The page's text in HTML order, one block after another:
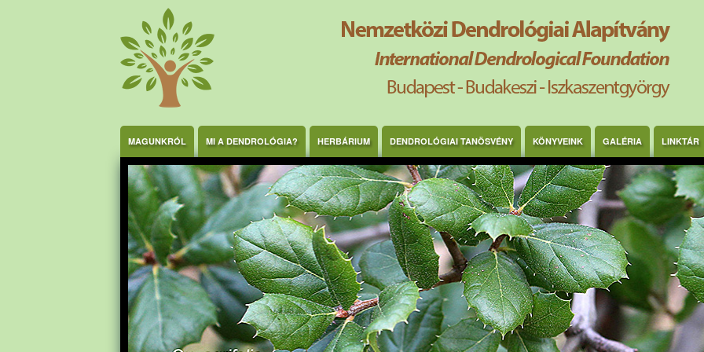
MAGUNKRÓL MI A DENDROLÓGIA? HERBÁRIUM DENDROLÓGIAI TANÖSVÉNY KÖNYVEINK GALÉRIA LINKTÁR